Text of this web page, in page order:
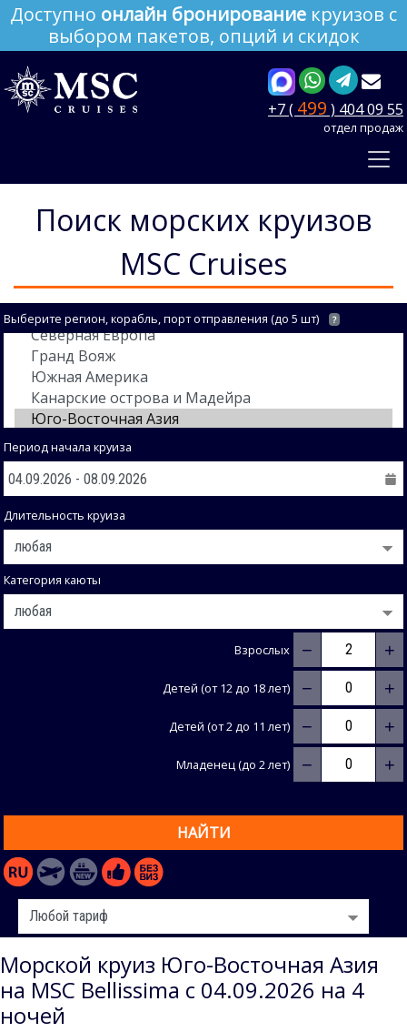
Доступно онлайн бронирование круизов с
выбором пакетов, опций и скидок
+7 ( 499 ) 404 09 55
отдел продаж
Поиск морских круизов
MSC Cruises
Выберите регион, корабль, порт отправления (до 5 шт) ?
Период начала круиза
Длительность круиза
Категория каюты
Взрослых − +
Детей (от 12 до 18 лет) − +
Детей (от 2 до 11 лет) − +
Младенец (до 2 лет) − +
НАЙТИ
Морской круиз Юго-Восточная Азия
на MSC Bellissima с 04.09.2026 на 4
ночей